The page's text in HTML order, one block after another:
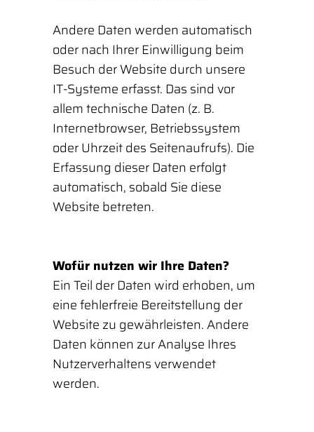
Andere Daten werden automatisch
oder nach Ihrer Einwilligung beim
Besuch der Website durch unsere
IT-Systeme erfasst. Das sind vor
allem technische Daten (z. B.
Internetbrowser, Betriebssystem
oder Uhrzeit des Seitenaufrufs). Die
Erfassung dieser Daten erfolgt
automatisch, sobald Sie diese
Website betreten.
Wofür nutzen wir Ihre Daten?
Ein Teil der Daten wird erhoben, um
eine fehlerfreie Bereitstellung der
Website zu gewährleisten. Andere
Daten können zur Analyse Ihres
Nutzerverhaltens verwendet
werden.